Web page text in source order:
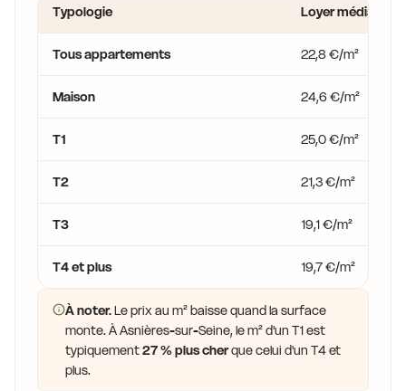
Typologie
Loyer médian
Tous appartements 22,8 €/m²
Maison 24,6 €/m²
T1 25,0 €/m²
T2 21,3 €/m²
T3 19,1 €/m²
T4 et plus 19,7 €/m²
À noter.Le prix au m² baisse quand la surface
monte. À Asnières-sur-Seine, le m² d'un T1 est
typiquement27 % plus cherque celui d'un T4 et
plus.